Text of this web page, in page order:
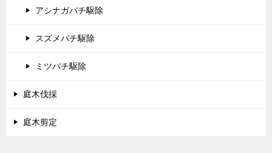
アシナガバチ駆除
スズメバチ駆除
ミツバチ駆除
庭木伐採
庭木剪定